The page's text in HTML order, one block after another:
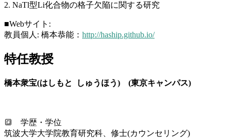
2. NaTl型Li化合物の格子欠陥に関する研究
■Webサイト:
教員個人: 橋本恭能： http://haship.github.io/
特任教授
橋本衆宝(はしもと しゅうほう) (東京キャンパス)
🔳 学歴・学位
筑波大学大学院教育研究科、修士(カウンセリング)